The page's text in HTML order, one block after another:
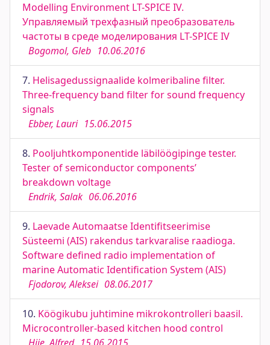
Modelling Environment LT-SPICE IV.
Управляемый трехфазный преобразователь
частоты в среде моделирования LT-SPICE IV
Bogomol, Gleb 10.06.2016
7. Helisagedussignaalide kolmeribaline filter.
Three-frequency band filter for sound frequency
signals
Ebber, Lauri 15.06.2015
8. Pooljuhtkomponentide läbilöögipinge tester.
Tester of semiconductor components’
breakdown voltage
Endrik, Salak 06.06.2016
9. Laevade Automaatse Identifitseerimise
Süsteemi (AIS) rakendus tarkvaralise raadioga.
Software defined radio implementation of
marine Automatic Identification System (AIS)
Fjodorov, Aleksei 08.06.2017
10. Köögikubu juhtimine mikrokontrolleri baasil.
Microcontroller-based kitchen hood control